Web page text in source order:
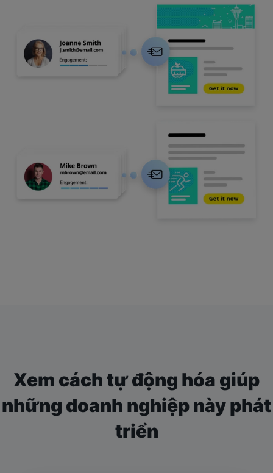
Xem cách tự động hóa giúp
những doanh nghiệp này phát
triển